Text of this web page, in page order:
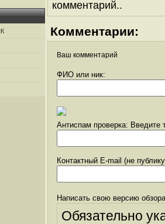
комментарий..
Комментарии:
Ваш комментарий
ФИО или ник:
Антиспам проверка: Введите
Контактный E-mail (не
Написать свою версию
Обязательно